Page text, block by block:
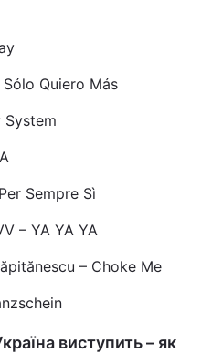
Quiero Más
System
Sempre Sì
– YA YA YA
– Choke Me
виступить – як